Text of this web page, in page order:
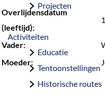
Projecten
Activiteiten
Educatie
Tentoonstellingen
Historische routes
Overlijdensdatum
(leeftijd):
Vader:
Moeder: